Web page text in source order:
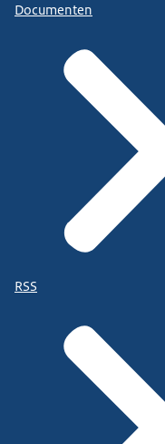
Documenten
RSS